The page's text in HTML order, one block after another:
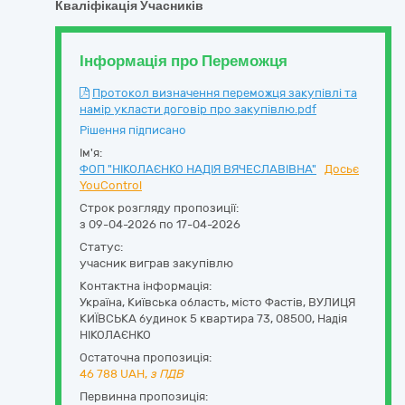
Кваліфікація Учасників
Інформація про Переможця
Протокол визначення переможця закупівлі та
намір укласти договір про закупівлю.pdf
Рішення підписано
Ім'я:
ФОП "НІКОЛАЄНКО НАДІЯ ВЯЧЕСЛАВІВНА"
Досьє
YouControl
Строк розгляду пропозиції:
з 09-04-2026 по 17-04-2026
Статус:
учасник виграв закупівлю
Контактна інформація:
Україна, Київська область, місто Фастів, ВУЛИЦЯ
КИЇВСЬКА будинок 5 квартира 73, 08500, Надія
НІКОЛАЄНКО
Остаточна пропозиція:
46 788 UAH, з ПДВ
Первинна пропозиція: